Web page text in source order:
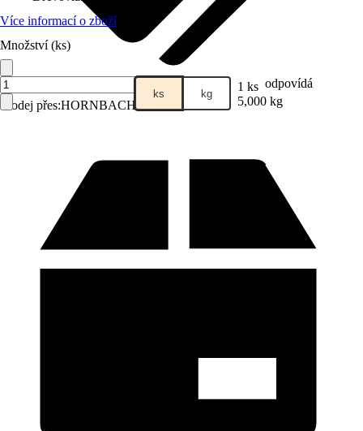
Prodej přes:HORNBACH
Více informací o zboží
Množství (ks)
ks kg 1 ks odpovídá
5,000 kg